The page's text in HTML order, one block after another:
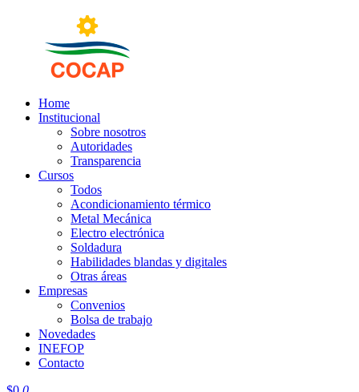
Home
Institucional
Sobre nosotros
Autoridades
Transparencia
Cursos
Todos
Acondicionamiento térmico
Metal Mecánica
Electro electrónica
Soldadura
Habilidades blandas y digitales
Otras áreas
Empresas
Convenios
Bolsa de trabajo
Novedades
INEFOP
Contacto